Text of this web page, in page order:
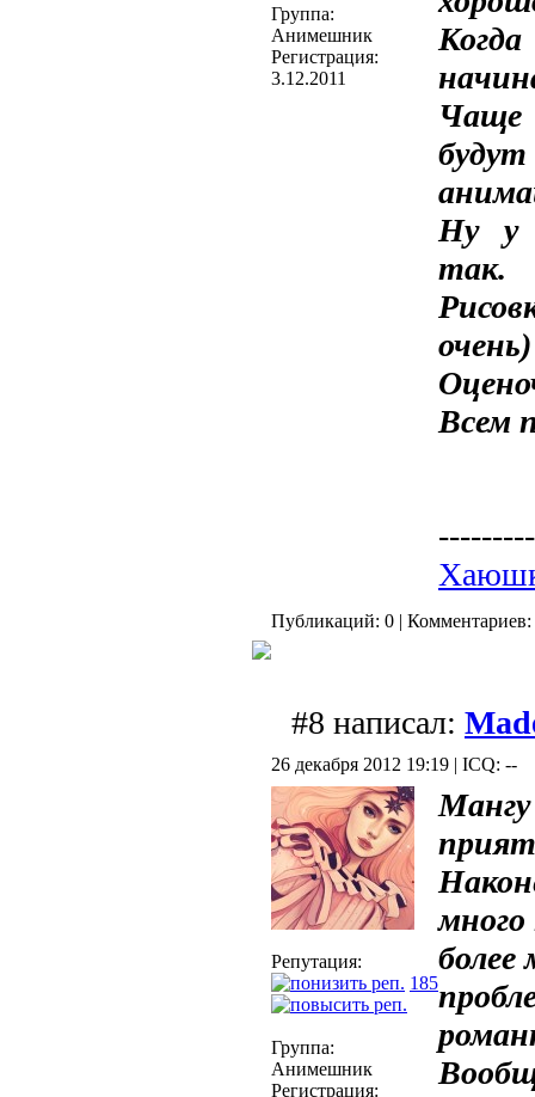
Группа:
Анимешник
Регистрация:
3.12.2011
Чаще
Ну у
так.
очень)
Всем
Публикаций: 0 | Комментариев:
#8 написал:
26 декабря 2012 19:19 | ICQ: --
Репутация:
185
Группа:
Анимешник
Регистрация:
более